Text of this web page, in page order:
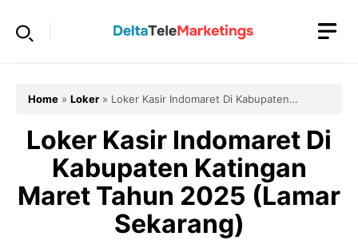
Home » Loker » Loker Kasir Indomaret Di Kabupaten
Loker Kasir Indomaret Di
Kabupaten Katingan
Maret Tahun 2025 (Lamar
Sekarang)